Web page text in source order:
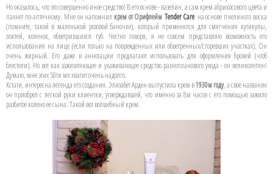
Но оказалось, что это совершенно иное средство! В его основе - вазелин, а сам крем абрикосового цвета и
пахнет по-аптечному. Мне он напомнил крем от Орифлейм Tender Care на основе пчелиного воска
(помните, такой в маленькой розовой баночке), который применялся для смягчения кутикулы,
локтей, коленок, обветрившихся губ. Честно говоря, я не совсем представляю возможность его
использования на лице (если только на поврежденных или обветренных/сгоревших участках). Он
очень жирный. Его даже в аннотации предлагают использовать для оформления бровей (чтоб
блестели). Но вот как заживляющее и ухаживающее средство разнопланового ухода - он великолепен!
Думаю, мне этих 50ти мл хватит очень надолго.
Кстати, интересна легенда его создания. Элизабет Арден выпустила крем в1930м году, а свое название
он приобрел с легкой руки клиентки, утверждавшей, что именно за 8м часов с его помощью зажило
разбитое колено ее сына. Такой вот волшебный крем.